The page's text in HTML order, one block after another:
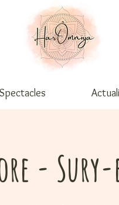
Spectacles
-